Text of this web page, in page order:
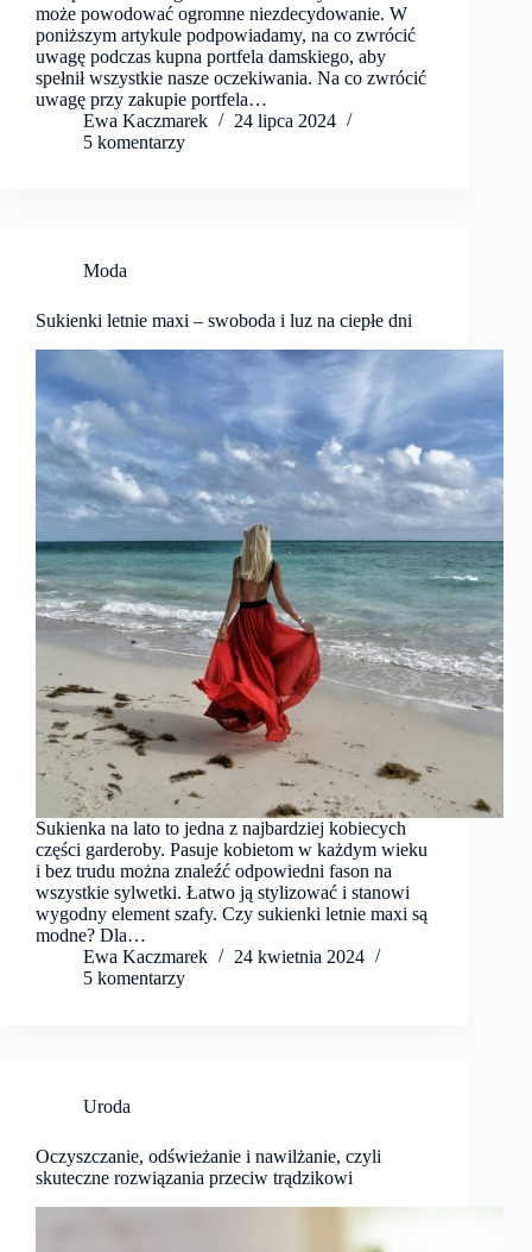
może powodować ogromne niezdecydowanie. W
poniższym artykule podpowiadamy, na co zwrócić
uwagę podczas kupna portfela damskiego, aby
spełnił wszystkie nasze oczekiwania. Na co zwrócić
uwagę przy zakupie portfela…
Ewa Kaczmarek
24 lipca 2024
5 komentarzy
Moda
Sukienki letnie maxi – swoboda i luz na ciepłe dni
Sukienka na lato to jedna z najbardziej kobiecych
części garderoby. Pasuje kobietom w każdym wieku
i bez trudu można znaleźć odpowiedni fason na
wszystkie sylwetki. Łatwo ją stylizować i stanowi
wygodny element szafy. Czy sukienki letnie maxi są
modne? Dla…
Ewa Kaczmarek
24 kwietnia 2024
5 komentarzy
Uroda
Oczyszczanie, odświeżanie i nawilżanie, czyli
skuteczne rozwiązania przeciw trądzikowi